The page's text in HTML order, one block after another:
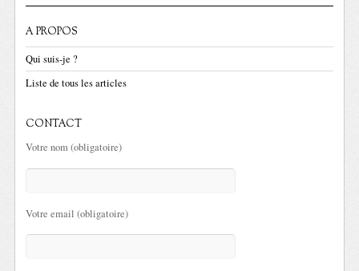
A PROPOS
Qui suis-je ?
Liste de tous les articles
CONTACT
Votre nom (obligatoire)
Votre email (obligatoire)